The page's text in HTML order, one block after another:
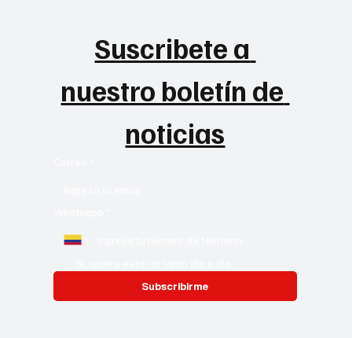
Suscribete a
nuestro boletín de
noticias
Subscribirme